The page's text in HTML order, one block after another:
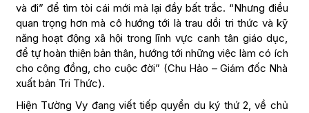
và đi” để tìm tòi cái mới mà lại đầy bất trắc. “Nhưng điều
quan trọng hơn mà cô hướng tới là trau dồi tri thức và kỹ
năng hoạt động xã hội trong lĩnh vực canh tân giáo dục,
để tự hoàn thiện bản thân, hướng tới những việc làm có ích
cho cộng đồng, cho cuộc đời” (Chu Hảo – Giám đốc Nhà
xuất bản Tri Thức).
Hiện Tường Vy đang viết tiếp quyển du ký thứ 2, về chủ